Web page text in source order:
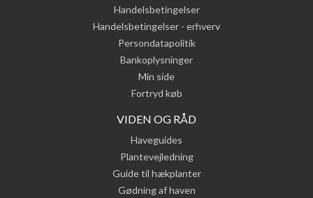
Handelsbetingelser
Handelsbetingelser - erhverv
Persondatapolitik
Bankoplysninger
Min side
Fortryd køb
VIDEN OG RÅD
Haveguides
Plantevejledning
Guide til hækplanter
Gødning af haven